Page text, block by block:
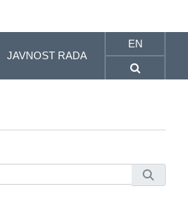
JAVNOST RADA
EN